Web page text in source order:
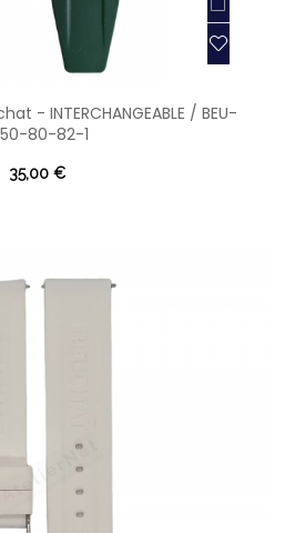
- INTERCHANGEABLE / BEU-
80-82-1
35,00 €